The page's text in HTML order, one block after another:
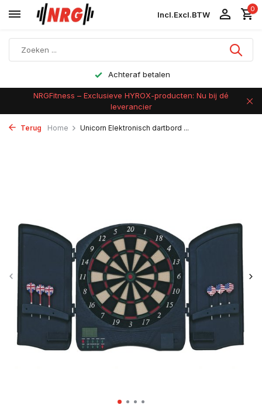
Incl.Excl.BTW
0
Achteraf betalen
NRGFitness – Exclusieve HYROX-producten: Nu bij dé
leverancier
Terug Home Unicorn Elektronisch dartbord ...